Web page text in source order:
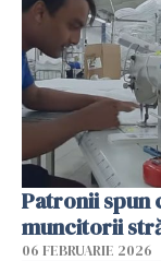
Patronii spun
muncitorii
06 FEBRUARIE 2026